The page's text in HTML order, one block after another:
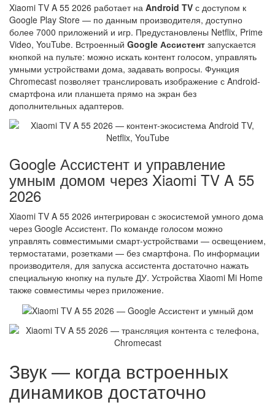
Xiaomi TV A 55 2026 работает на Android TV с доступом к
Google Play Store — по данным производителя, доступно
более 7000 приложений и игр. Предустановлены Netflix, Prime
Video, YouTube. Встроенный Google Ассистент запускается
кнопкой на пульте: можно искать контент голосом, управлять
умными устройствами дома, задавать вопросы. Функция
Chromecast позволяет транслировать изображение с Android-
смартфона или планшета прямо на экран без
дополнительных адаптеров.
Google Ассистент и управление
умным домом через Xiaomi TV A 55
2026
Xiaomi TV A 55 2026 интегрирован с экосистемой умного дома
через Google Ассистент. По команде голосом можно
управлять совместимыми смарт-устройствами — освещением,
термостатами, розетками — без смартфона. По информации
производителя, для запуска ассистента достаточно нажать
специальную кнопку на пульте ДУ. Устройства Xiaomi Mi Home
также совместимы через приложение.
Звук — когда встроенных
динамиков достаточно